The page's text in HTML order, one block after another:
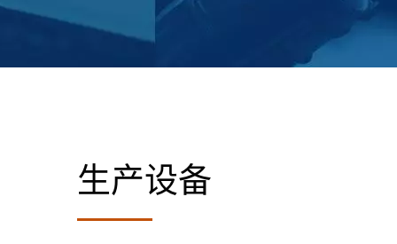
生产设备